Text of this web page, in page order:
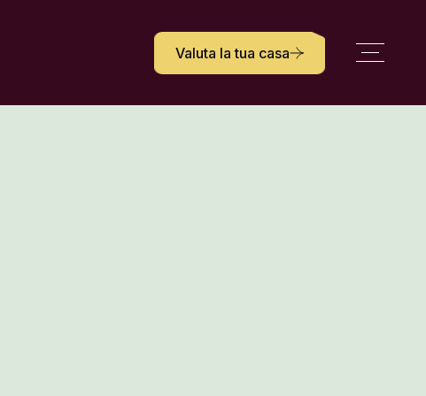
Valuta la tua casa